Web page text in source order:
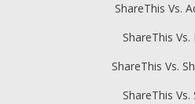
ShareThis Vs.
ShareThis Vs.
ShareThis Vs.
ShareThis Vs.